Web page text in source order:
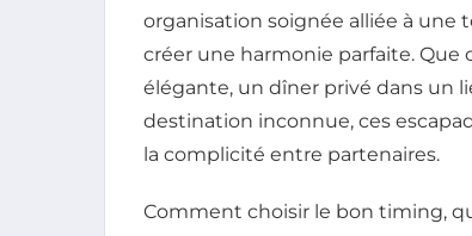
organisation soignée alliée à une
créer une harmonie parfaite. Que
élégante, un dîner privé dans un
destination inconnue, ces
la complicité entre partenaires.
Comment choisir le bon timing,